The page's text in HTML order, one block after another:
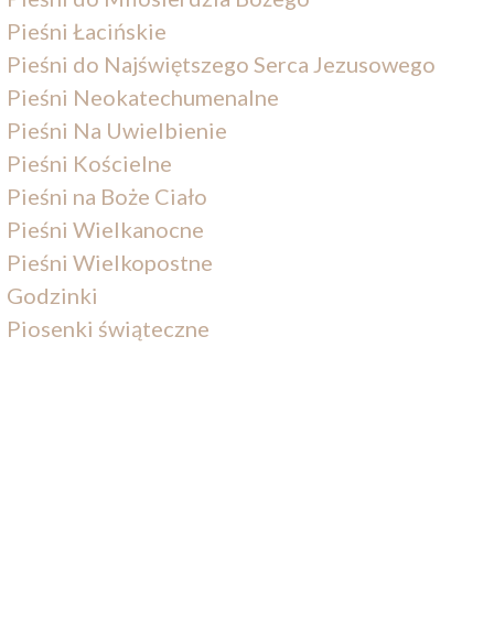
Pieśni Łacińskie
Pieśni do Najświętszego Serca Jezusowego
Pieśni Neokatechumenalne
Pieśni Na Uwielbienie
Pieśni Kościelne
Pieśni na Boże Ciało
Pieśni Wielkanocne
Pieśni Wielkopostne
Godzinki
Piosenki świąteczne